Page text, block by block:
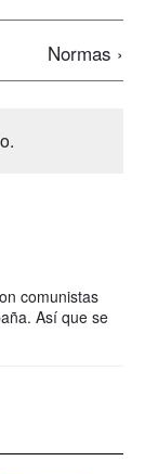
Normas ›
comunistas
Así que se